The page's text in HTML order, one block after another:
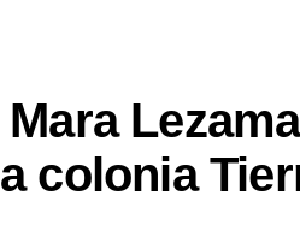
Mara
colonia